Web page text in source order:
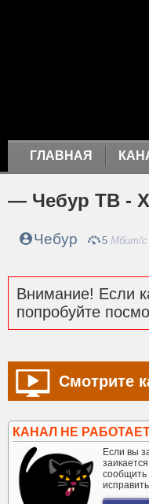
ГЛАВНАЯ
— Чебур ТВ -
Чебур 5 Мбит/с
Внимание! Если
попробуйте
Смотрите
КАНАЛ НЕ
Если вы
сообщить